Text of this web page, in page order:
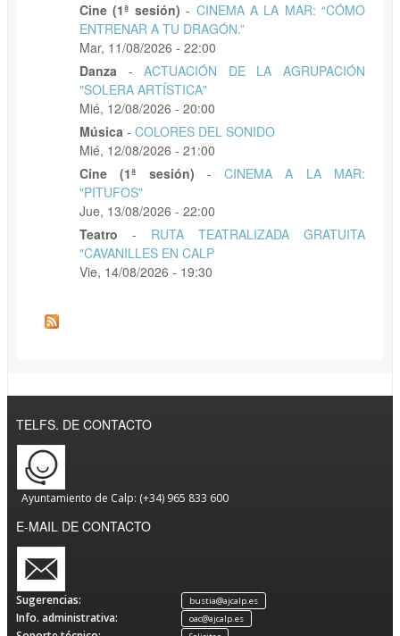
Cine (1ª sesión) - CINEMA A LA MAR: “CÓMO
ENTRENAR A TU DRAGÓN.”
Mar, 11/08/2026 - 22:00
Danza
-ACTUACIÓN DE LA AGRUPACIÓN
"SOLERA ARTÍSTICA"
Mié, 12/08/2026 - 20:00
Música - COLORES DEL SONIDO
Mié, 12/08/2026 - 21:00
Cine (1ª sesión)
-CINEMA A LA MAR:
"PITUFOS"
Jue, 13/08/2026 - 22:00
Teatro
- RUTA TEATRALIZADA GRATUITA
"CAVANILLES EN CALP
Vie, 14/08/2026 - 19:30
TELFS. DE CONTACTO
Ayuntamiento de Calp: (+34) 965 833 600
E-MAIL DE CONTACTO
Sugerencias: bustia@ajcalp.es
Info. administrativa: oac@ajcalp.es